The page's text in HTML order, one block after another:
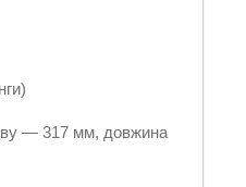
— 317 мм, довжина